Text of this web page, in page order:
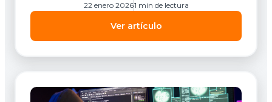
Ver artículo
22 enero 20261 min de lectura